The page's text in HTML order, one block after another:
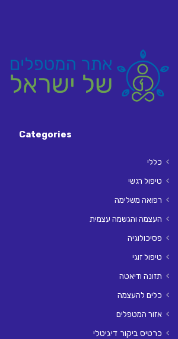
Categories
כללי
טיפול רגשי
רפואה משלימה
העצמה והגשמה עצמית
פסיכולוגיה
טיפול זוגי
תזונה ודיאטה
כלים להעצמה
אזור המטפלים
כרטיס ביקור דיגיטלי